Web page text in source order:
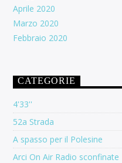
Aprile 2020
Marzo 2020
Febbraio 2020
CATEGORIE
4'33''
52a Strada
A spasso per il Polesine
Arci On Air Radio sconfinate